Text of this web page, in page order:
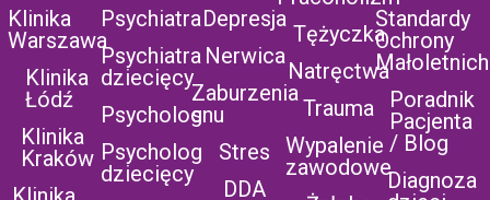
Klinika
Warszawa
Klinika
Łódź
Klinika
Kraków
Psychiatra
Psychiatra
dziecięcy
Psycholog
Psycholog
dziecięcy
Depresja
Nerwica
Zaburzenia
snu
Stres
DDA
Tężyczka
Natręctwa
Trauma
Wypalenie
zawodowe
Standardy
Ochrony
Małoletnich
Poradnik
Pacjenta
/ Blog
Diagnoza